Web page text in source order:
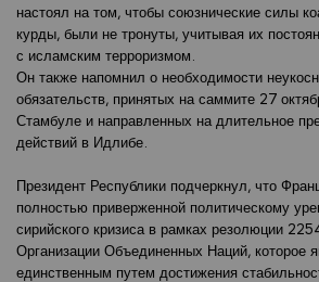
настоял на том, чтобы союзнические силы
курды, были не тронуты, учитывая их
с исламским терроризмом.
Он также напомнил о необходимости
обязательств, принятых на саммите 27
Стамбуле и направленных на длительное
действий в Идлибе.
Президент Республики подчеркнул, что
полностью приверженной политическому
сирийского кризиса в рамках резолюции
Организации Объединенных Наций, которое
единственным путем достижения